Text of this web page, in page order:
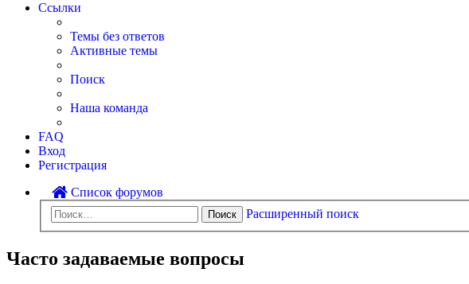
Ссылки
Темы без ответов
Активные темы
Поиск
Наша команда
FAQ
Вход
Регистрация
Список форумов
Поиск Расширенный поиск
Часто задаваемые вопросы